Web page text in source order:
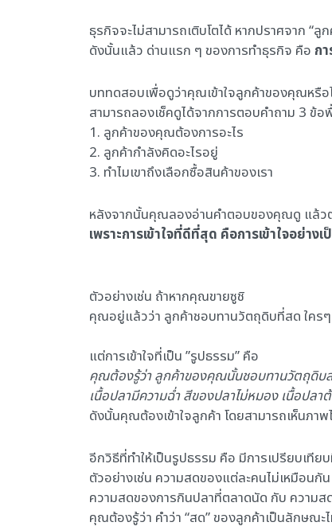
ธุรกิจจะไม่สามารถเติบโตได้ หากปราศจาก “ลูก
ดังนั้นแล้ว ด่านแรก ๆ ของการทำธุรกิจ คือ ก
บททดสอบเพื่อดูว่าคุณเข้าใจลูกค้าของคุณหรือไ
สามารถลองเช็คดูได้จากการตอบคำถาม 3 ข้
1. ลูกค้าของคุณต้องการอะไร
2. ลูกค้ากำลังคิดอะไรอยู่
3. ทำไมเขาถึงเลือกซื้อสินค้าของเรา
หลังจากนั้นคุณลองอ่านคำตอบของคุณดู แล้ว
เพราะการเข้าใจที่ดีที่สุด คือการเข้าใจอย่าง
ตัวอย่างเช่น ถ้าหากคุณขายซูชิ
คุณอยู่แล้วว่า ลูกค้าชอบทานวัตถุดิบที่สด ใคร
แต่การเข้าใจที่เป็น ”รูปธรรม” คือ
คุณต้องรู้ว่า ลูกค้าของคุณนั้นชอบทานวัตถุดิบ
เนื้อปลามีความฉ่ำ สีของปลาไม่หมอง เนื้อปล
ดังนั้นคุณต้องเข้าใจลูกค้า โดยสามารถเห็นภา
อีกวิธีที่ทำให้เป็นรูปธรรม คือ มีการเปรียบเทีย
ตัวอย่างเช่น ความสดของแต่ละคนไม่เหมือนกัน
ความสดของการกินปลาที่ตลาดนัด กับ ความ
คุณต้องรู้ว่า คำว่า “สด” ของลูกค้าเป็นลักษณะ